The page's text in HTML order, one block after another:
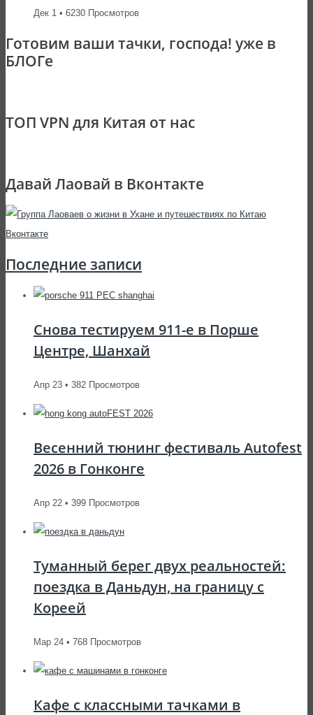
Дек 1 • 6230 Просмотров
Готовим ваши тачки, господа! уже в
БЛОГе
ТОП VPN для Китая от нас
Давай Лаовай в Вконтакте
Последние записи
Снова тестируем 911-е в Порше
Центре, Шанхай
Апр 23 • 382 Просмотров
Весенний тюнинг фестиваль Autofest
2026 в Гонконге
Апр 22 • 399 Просмотров
Туманный берег двух реальностей:
поездка в Даньдун, на границу с
Кореей
Мар 24 • 768 Просмотров
Кафе с классными тачками в